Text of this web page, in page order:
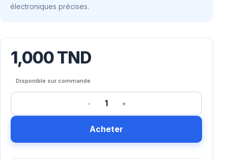
électroniques précises.
1,000TND
Disponible sur commande
Acheter